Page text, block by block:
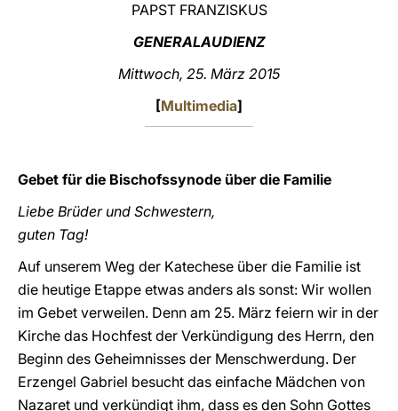
PAPST FRANZISKUS
GENERALAUDIENZ
Mittwoch, 25. März 2015
[Multimedia]
Gebet für die Bischofssynode über die Familie
Liebe Brüder und Schwestern,
guten Tag!
Auf unserem Weg der Katechese über die Familie ist
die heutige Etappe etwas anders als sonst: Wir wollen
im Gebet verweilen. Denn am 25. März feiern wir in der
Kirche das Hochfest der Verkündigung des Herrn, den
Beginn des Geheimnisses der Menschwerdung. Der
Erzengel Gabriel besucht das einfache Mädchen von
Nazaret und verkündigt ihm, dass es den Sohn Gottes